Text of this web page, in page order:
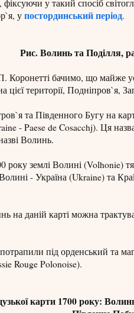
у такий спосіб
у постординський період.
Рис. Волинь та Поділля,
Коронетті бачимо, що майже
цієї території, Подніпров`я,
та Південного Бугу на
- Paese de Cosacchj). Ця
Волинь.
року землі Волині (Volhonie)
- Україна (Ukraine) та
на даній карті можна
під орденський та
Rouge Polonoise).
карти 1700 року: